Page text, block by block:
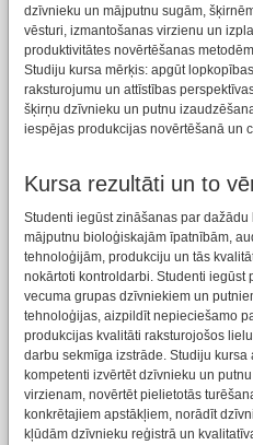
dzīvnieku un mājputnu sugām,
vēsturi, izmantošanas virzienu un
produktivitātes novērtēšanas
Studiju kursa mērķis: apgūt
raksturojumu un attīstības
šķirņu dzīvnieku un putnu
iespējas produkcijas novērtēšanā un
Kursa rezultāti un to
Studenti iegūst zināšanas par
mājputnu bioloģiskajām īpatnībām,
tehnoloģijām, produkciju un tās
nokārtoti kontroldarbi. Studenti iegūst
vecuma grupas dzīvniekiem un
tehnoloģijas, aizpildīt nepieciešamo
produkcijas kvalitāti raksturojošos
darbu sekmīga izstrāde. Studiju
kompetenti izvērtēt dzīvnieku un
virzienam, novērtēt pielietotās
konkrētajiem apstākļiem, norādīt
kļūdām dzīvnieku reģistrā un